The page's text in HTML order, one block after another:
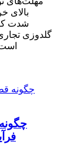
بالای
شدت
گلدوزی